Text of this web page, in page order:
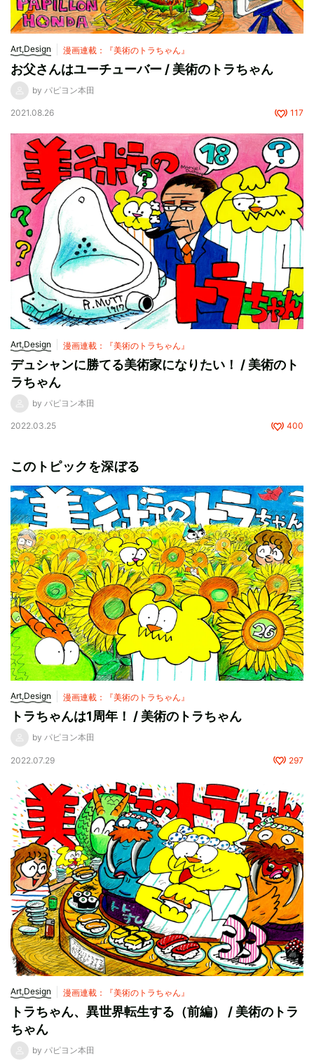
Art,Design 漫画連載：『美術のトラちゃん』
お父さんはユーチューバー / 美術のトラちゃん
by パピヨン本田
2021.08.26 117
Art,Design 漫画連載：『美術のトラちゃん』
デュシャンに勝てる美術家になりたい！ / 美術のト
ラちゃん
by パピヨン本田
2022.03.25 400
このトピックを深ぼる
Art,Design 漫画連載：『美術のトラちゃん』
トラちゃんは1周年！ / 美術のトラちゃん
by パピヨン本田
2022.07.29 297
Art,Design 漫画連載：『美術のトラちゃん』
トラちゃん、異世界転生する（前編） / 美術のトラ
ちゃん
by パピヨン本田